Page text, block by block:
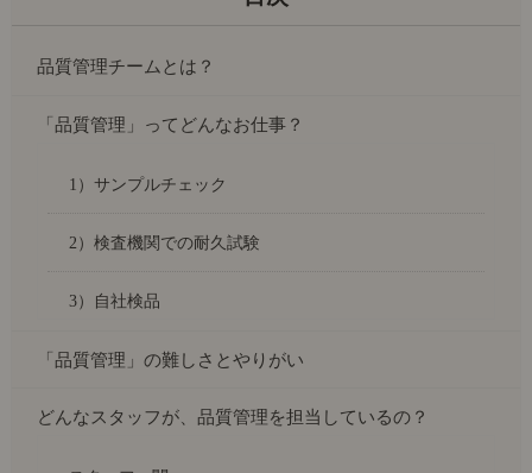
品質管理チームとは？
「品質管理」ってどんなお仕事？
1）サンプルチェック
2）検査機関での耐久試験
3）自社検品
「品質管理」の難しさとやりがい
どんなスタッフが、品質管理を担当しているの？